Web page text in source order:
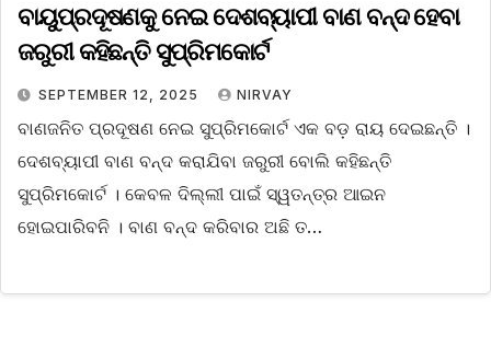
ବାୟୁପ୍ରଦୂଷଣକୁ ନେଇ ଦେଶବ୍ୟାପୀ ବାଣ ବନ୍ଦ ହେବା
ଜରୁରୀ କହିଛନ୍ତି ସୁପ୍ରିମକୋର୍ଟ
SEPTEMBER 12, 2025 NIRVAY
ବାଣଜନିତ ପ୍ରଦୂଷଣ ନେଇ ସୁପ୍ରିମକୋର୍ଟ ଏକ ବଡ଼ ରାୟ ଦେଇଛନ୍ତି ।
ଦେଶବ୍ୟାପୀ ବାଣ ବନ୍ଦ କରାଯିବା ଜରୁରୀ ବୋଲି କହିଛନ୍ତି
ସୁପ୍ରିମକୋର୍ଟ । କେବଳ ଦିଲ୍ଲୀ ପାଇଁ ସ୍ୱତନ୍ତ୍ର ଆଇନ
ହୋଇପାରିବନି । ବାଣ ବନ୍ଦ କରିବାର ଅଛି ତ…